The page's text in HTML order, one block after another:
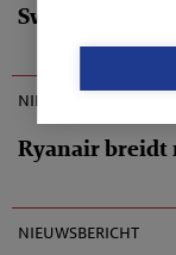
Swinkels van
nieuwsbericht
Ryanair
nieuwsbericht